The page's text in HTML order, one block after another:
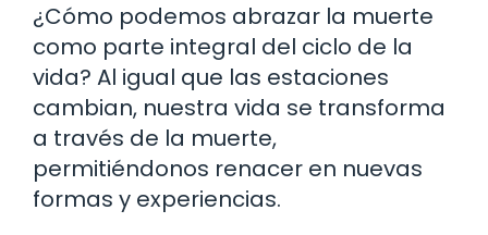
¿Cómo podemos abrazar la muerte
como parte integral del ciclo de la
vida? Al igual que las estaciones
cambian, nuestra vida se transforma
a través de la muerte,
permitiéndonos renacer en nuevas
formas y experiencias.